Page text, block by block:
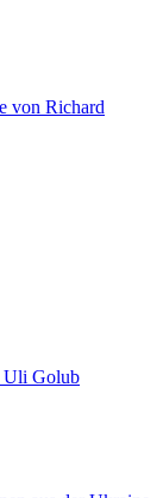
von Richard
Uli Golub